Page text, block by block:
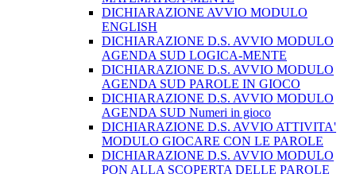
DICHIARAZIONE AVVIO MODULO
ENGLISH
DICHIARAZIONE D.S. AVVIO MODULO
AGENDA SUD LOGICA-MENTE
DICHIARAZIONE D.S. AVVIO MODULO
AGENDA SUD PAROLE IN GIOCO
DICHIARAZIONE D.S. AVVIO MODULO
AGENDA SUD Numeri in gioco
DICHIARAZIONE D.S. AVVIO ATTIVITA'
MODULO GIOCARE CON LE PAROLE
DICHIARAZIONE D.S. AVVIO MODULO
PON ALLA SCOPERTA DELLE PAROLE